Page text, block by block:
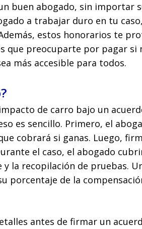
buen abogado, sin importar
a trabajar duro en tu
estos honorarios te
que preocuparte por pagar si
más accesible para todos.
de carro bajo un
es sencillo. Primero, el
cobrará si ganas. Luego,
el caso, el abogado
la recopilación de pruebas.
porcentaje de la
antes de firmar un